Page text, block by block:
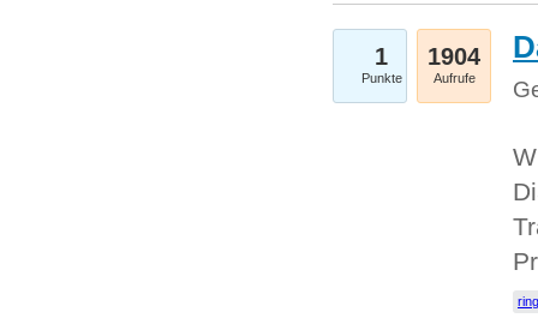
1
Punkte
1904
Aufrufe
ring